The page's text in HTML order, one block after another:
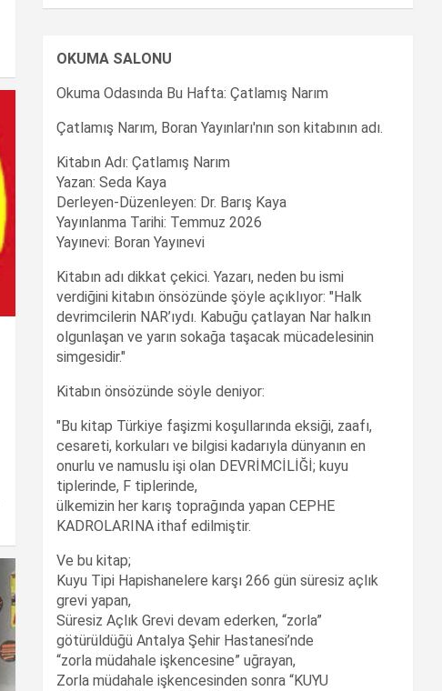
OKUMA SALONU
Okuma Odasında Bu Hafta: Çatlamış Narım
Çatlamış Narım, Boran Yayınları'nın son kitabının adı.
Kitabın Adı: Çatlamış Narım
Yazan: Seda Kaya
Derleyen-Düzenleyen: Dr. Barış Kaya
Yayınlanma Tarihi: Temmuz 2026
Yayınevi: Boran Yayınevi
Kitabın adı dikkat çekici. Yazarı, neden bu ismi
verdiğini kitabın önsözünde şöyle açıklıyor: "Halk
devrimcilerin NAR’ıydı. Kabuğu çatlayan Nar halkın
olgunlaşan ve yarın sokağa taşacak mücadelesinin
simgesidir."
Kitabın önsözünde söyle deniyor:
"Bu kitap Türkiye faşizmi koşullarında eksiği, zaafı,
cesareti, korkuları ve bilgisi kadarıyla dünyanın en
onurlu ve namuslu işi olan DEVRİMCİLİĞİ; kuyu
tiplerinde, F tiplerinde,
ülkemizin her karış toprağında yapan CEPHE
KADROLARINA ithaf edilmiştir.
Ve bu kitap;
Kuyu Tipi Hapishanelere karşı 266 gün süresiz açlık
grevi yapan,
Süresiz Açlık Grevi devam ederken, “zorla”
götürüldüğü Antalya Şehir Hastanesi’nde
“zorla müdahale işkencesine” uğrayan,
Zorla müdahale işkencesinden sonra “KUYU